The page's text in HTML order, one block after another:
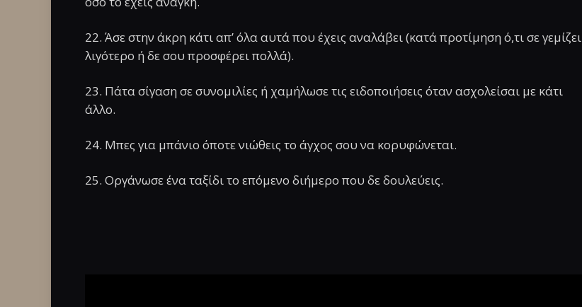
22. Άσε στην άκρη κάτι απ’ όλα αυτά που έχεις αναλάβει (κατά προτίμηση ό,τι σε γεμίζει
λιγότερο ή δε σου προσφέρει πολλά).
23. Πάτα σίγαση σε συνομιλίες ή χαμήλωσε τις ειδοποιήσεις όταν ασχολείσαι με κάτι
άλλο.
24. Μπες για μπάνιο όποτε νιώθεις το άγχος σου να κορυφώνεται.
25. Οργάνωσε ένα ταξίδι το επόμενο διήμερο που δε δουλεύεις.